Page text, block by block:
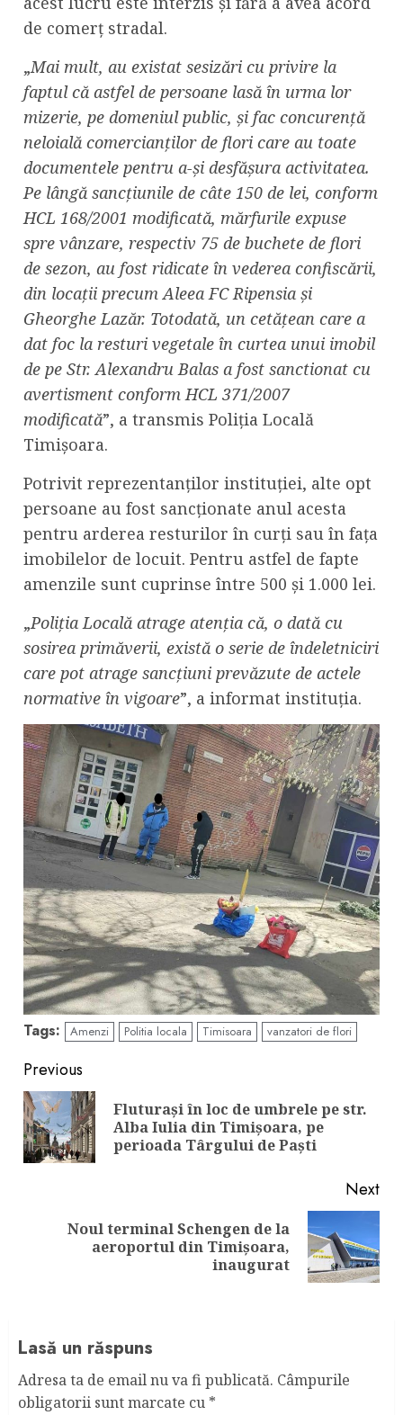
de comerț stradal.
„Mai mult, au existat sesizări cu privire la
faptul că astfel de persoane lasă în urma lor
mizerie, pe domeniul public, și fac concurență
neloială comercianților de flori care au toate
documentele pentru a-și desfășura activitatea.
Pe lângă sancțiunile de câte 150 de lei, conform
HCL 168/2001 modificată, mărfurile expuse
spre vânzare, respectiv 75 de buchete de flori
de sezon, au fost ridicate în vederea confiscării,
din locații precum Aleea FC Ripensia și
Gheorghe Lazăr. Totodată, un cetățean care a
dat foc la resturi vegetale în curtea unui imobil
de pe Str. Alexandru Balas a fost sanctionat cu
avertisment conform HCL 371/2007
modificată”, a transmis Poliția Locală
Timișoara.
Potrivit reprezentanților instituției, alte opt
persoane au fost sancționate anul acesta
pentru arderea resturilor în curți sau în fața
imobilelor de locuit. Pentru astfel de fapte
amenzile sunt cuprinse între 500 și 1.000 lei.
„Poliția Locală atrage atenția că, o dată cu
sosirea primăverii, există o serie de îndeletniciri
care pot atrage sancțiuni prevăzute de actele
normative în vigoare”, a informat instituția.
Tags: Amenzi Politia locala Timisoara vanzatori de flori
Continue
Reading
Previous
Fluturași în loc de umbrele pe str.
Alba Iulia din Timișoara, pe
perioada Târgului de Paști
Next
Noul terminal Schengen de la
aeroportul din Timișoara,
inaugurat
Lasă un răspuns
Adresa ta de email nu va fi publicată. Câmpurile
obligatorii sunt marcate cu *